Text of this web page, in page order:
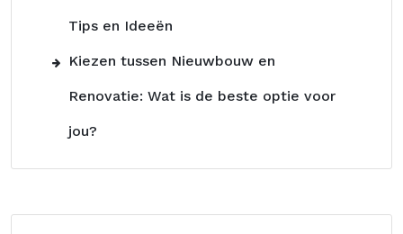
Tips en Ideeën
Kiezen tussen Nieuwbouw en
Renovatie: Wat is de beste optie voor
jou?